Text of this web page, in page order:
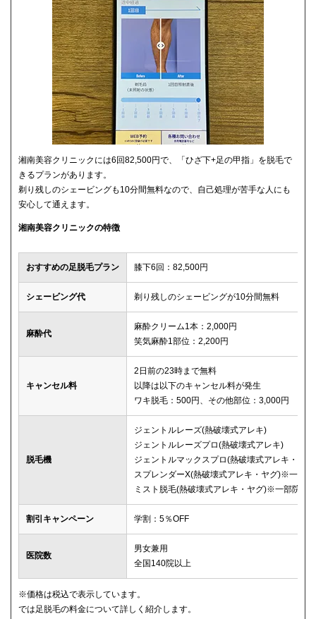
湘南美容クリニックには6回82,500円で、「ひざ下+足の甲指」を脱毛で
きるプランがあります。
剃り残しのシェービングも10分間無料なので、自己処理が苦手な人にも
安心して通えます。
湘南美容クリニックの特徴
おすすめの足脱毛プラン 膝下6回：82,500円
シェービング代 剃り残しのシェービングが10分間無料
麻酔代
麻酔クリーム1本：2,000円
笑気麻酔1部位：2,200円
キャンセル料
2日前の23時まで無料
以降は以下のキャンセル料が発生
ワキ脱毛：500円、その他部位：3,000円
脱毛機
ジェントルレーズ(熱破壊式アレキ)
ジェントルレーズプロ(熱破壊式アレキ)
ジェントルマックスプロ(熱破壊式アレキ・ヤ
スプレンダーX(熱破壊式アレキ・ヤグ)※一部院
ミスト脱毛(熱破壊式アレキ・ヤグ)※一部院
割引キャンペーン 学割：5％OFF
医院数
男女兼用
全国140院以上
※価格は税込で表示しています。
では足脱毛の料金について詳しく紹介します。